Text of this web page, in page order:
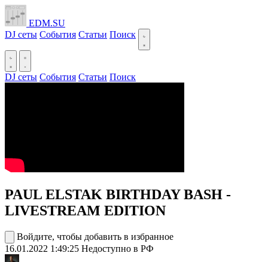
EDM.SU
DJ сеты События Статьи Поиск
DJ сеты События Статьи Поиск
PAUL ELSTAK BIRTHDAY BASH -
LIVESTREAM EDITION
Войдите, чтобы добавить в избранное
16.01.2022 1:49:25 Недоступно в РФ